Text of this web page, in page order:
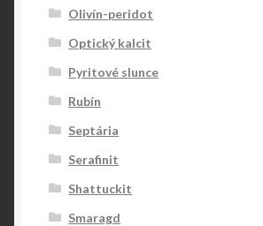
Olivín-peridot
Optický kalcit
Pyritové slunce
Rubín
Septária
Serafinit
Shattuckit
Smaragd